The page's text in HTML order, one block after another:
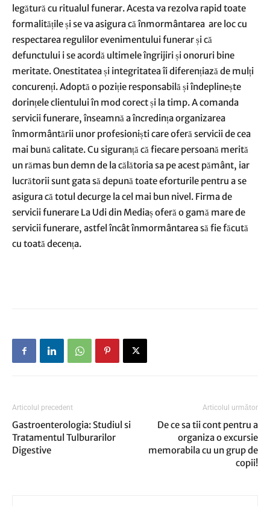
legătură cu ritualul funerar. Acesta va rezolva rapid toate
formalitățile și se va asigura că înmormântarea are loc cu
respectarea regulilor evenimentului funerar și că
defunctului i se acordă ultimele îngrijiri și onoruri bine
meritate. Onestitatea și integritatea îi diferențiază de mulți
concurenți. Adoptă o poziție responsabilă și îndeplinește
dorințele clientului în mod corect și la timp. A comanda
servicii funerare, înseamnă a încredința organizarea
înmormântării unor profesioniști care oferă servicii de cea
mai bună calitate. Cu siguranță că fiecare persoană merită
un rămas bun demn de la călătoria sa pe acest pământ, iar
lucrătorii sunt gata să depună toate eforturile pentru a se
asigura că totul decurge la cel mai bun nivel. Firma de
servicii funerare La Udi din Mediaș oferă o gamă mare de
servicii funerare, astfel încât înmormântarea să fie făcută
cu toată decența.
Articolul precedent
Gastroenterologia: Studiul si
Tratamentul Tulburarilor
Digestive
Articolul următor
De ce sa tii cont pentru a
organiza o excursie
memorabila cu un grup de
copii!